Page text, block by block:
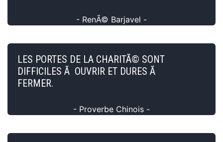
- RenÃ© Barjavel -
LES PORTES DE LA CHARITÃ© SONT
DIFFICILES Ã OUVRIR ET DURES Ã
FERMER.
- Proverbe Chinois -